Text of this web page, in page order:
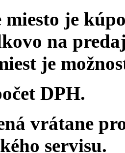
je
na
je
DPH.
vrátane
servisu.